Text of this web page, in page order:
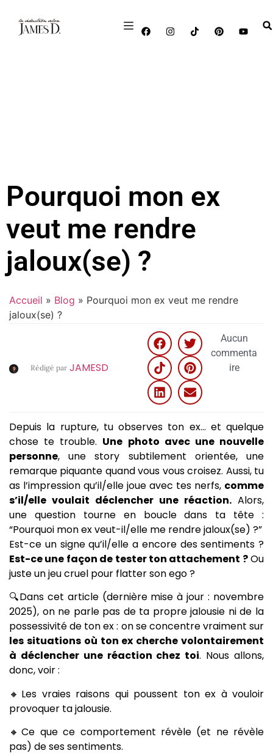
Pourquoi mon ex
veut me rendre
jaloux(se) ?
Accueil » Blog » Pourquoi mon ex veut me rendre
jaloux(se) ?
Rédigé par JAMESD
Aucun
commenta
ire
Depuis la rupture, tu observes ton ex… et quelque
chose te trouble. Une photo avec une nouvelle
personne, une story subtilement orientée, une
remarque piquante quand vous vous croisez. Aussi, tu
as l’impression qu’il/elle joue avec tes nerfs, comme
s’il/elle voulait déclencher une réaction. Alors,
une question tourne en boucle dans ta tête :
“Pourquoi mon ex veut-il/elle me rendre jaloux(se) ?”
Est-ce un signe qu’il/elle a encore des sentiments ?
Est-ce une façon de tester ton attachement ?Ou
juste un jeu cruel pour flatter son ego ?
🔍Dans cet article (dernière mise à jour : novembre
2025), on ne parle pas de ta propre jalousie ni de la
possessivité de ton ex : on se concentre vraiment sur
les situations où ton ex cherche volontairement
à déclencher une réaction chez toi. Nous allons,
donc, voir :
🔸Les vraies raisons qui poussent ton ex à vouloir
provoquer ta jalousie.
🔸Ce que ce comportement révèle (et ne révèle
pas) de ses sentiments.